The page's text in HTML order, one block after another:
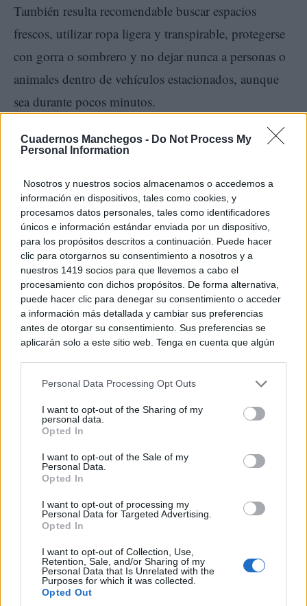
Cuadernos Manchegos - Do Not Process My
Personal Information
Nosotros y nuestros socios almacenamos o accedemos a
información en dispositivos, tales como cookies, y
procesamos datos personales, tales como identificadores
únicos e información estándar enviada por un dispositivo,
para los propósitos descritos a continuación. Puede hacer
clic para otorgarnos su consentimiento a nosotros y a
nuestros 1419 socios para que llevemos a cabo el
procesamiento con dichos propósitos. De forma alternativa,
puede hacer clic para denegar su consentimiento o acceder
a información más detallada y cambiar sus preferencias
antes de otorgar su consentimiento. Sus preferencias se
aplicarán solo a este sitio web. Tenga en cuenta que algún
rechazar tal procesamiento. Puede cambiar sus preferencias
a este sitio y haciendo clic en el botón "Privacidad" en la
parte inferior de la página web.
Please note that this website/app uses one or more Google
services and may gather and store information including but
not limited to your visit or usage behaviour. You may click to
use your data for below specified purposes in below Google
consent section.
Personal Data Processing Opt Outs
I want to opt-out of the Sharing of my
personal data.
Opted In
I want to opt-out of the Sale of my
Personal Data.
Opted In
I want to opt-out of processing my
Personal Data for Targeted Advertising.
Opted In
I want to opt-out of Collection, Use,
Retention, Sale, and/or Sharing of my
Personal Data that Is Unrelated with the
Purposes for which it was collected.
Opted Out
También resulta recomendable buscar espacios
frescos, utilizar ropa ligera y transpirable, protegerse
con gorra o sombrero y no dejar nunca a personas o
animales dentro de vehículos estacionados, aunque
sea durante pocos minutos.
Una semana que seguirá
pendiente de los termómetros
La previsión de AEMET para Tomelloso apunta a
que el calor continuará durante los próximos días.
Tras los 38 grados previstos para este lunes, los
termómetros podrían seguir subiendo en jornadas
posteriores, con máximas próximas o superiores a los
39 y 40 grados en la localidad.
El episodio obliga a seguir con atención las
evolución de la dana situada al oeste peninsular
introduce cierta incertidumbre en la duración y
extensión del fenómeno. De momento, Tomelloso
encara este lunes una jornada claramente marcada por